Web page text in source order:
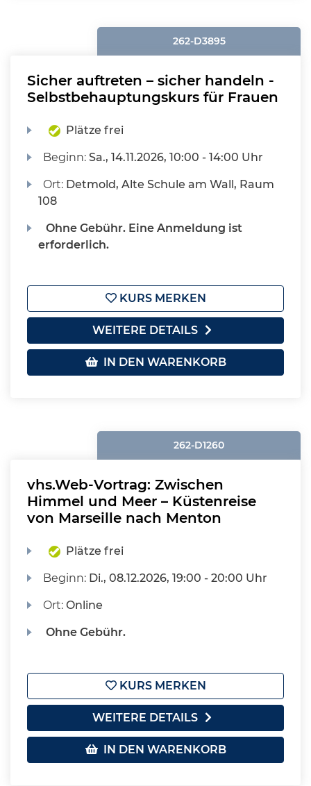
262-D3895
Sicher auftreten – sicher handeln -
Selbstbehauptungskurs für Frauen
Plätze frei
Beginn:Sa., 14.11.2026, 10:00 - 14:00 Uhr
Ort: Detmold, Alte Schule am Wall, Raum
108
Ohne Gebühr. Eine Anmeldung ist
erforderlich.
KURS MERKEN
WEITERE DETAILS
IN DEN WARENKORB
262-D1260
vhs.Web-Vortrag: Zwischen
Himmel und Meer – Küstenreise
von Marseille nach Menton
Plätze frei
Beginn: Di., 08.12.2026, 19:00 - 20:00 Uhr
Ort:Online
Ohne Gebühr.
KURS MERKEN
WEITERE DETAILS
IN DEN WARENKORB